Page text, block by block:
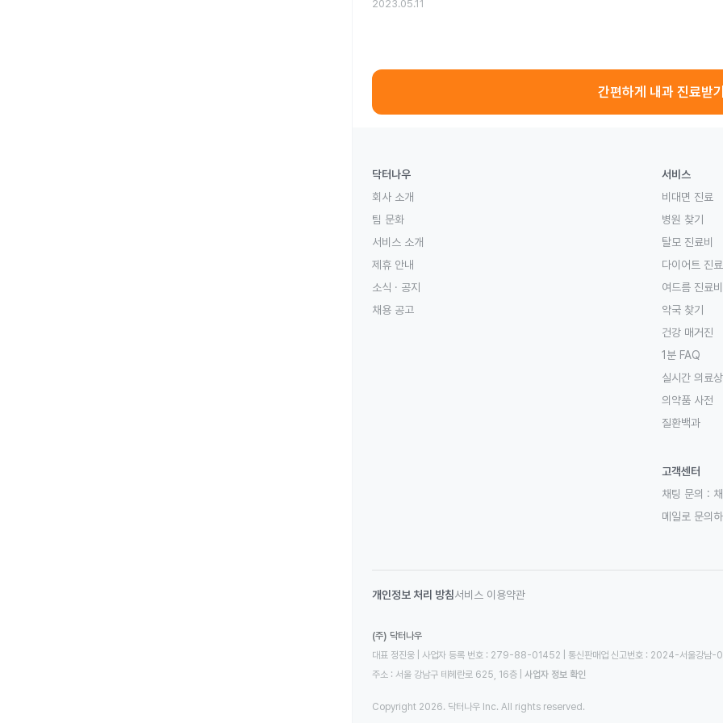
2023.05.11
간편하게 내과 진료받
닥터나우
회사 소개
팀 문화
서비스 소개
제휴 안내
소식 · 공지
채용 공고
서비스
비대면 진료
병원 찾기
탈모 진료비
다이어트 진
여드름 진료비
약국 찾기
건강 매거진
1분 FAQ
실시간 의료
의약품 사전
질환백과
고객센터
채팅 문의 :
메일로 문의
개인정보 처리 방침서비스 이용약관
(주) 닥터나우
대표 정진웅 | 사업자 등록 번호 : 279-88-01452 | 통신판매업 신고번호 : 2024-서울강남
주소 : 서울 강남구 테헤란로 625, 16층
사업자 정보 확인
Copyright 2026. 닥터나우 Inc. All rights reserved.